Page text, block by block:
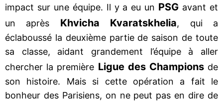
impact sur une équipe. Il y a eu un PSG avant et
un après Khvicha Kvaratskhelia, qui a
éclaboussé la deuxième partie de saison de toute
sa classe, aidant grandement l’équipe à aller
chercher la première Ligue des Championsde
son histoire. Mais si cette opération a fait le
bonheur des Parisiens, on ne peut pas en dire de